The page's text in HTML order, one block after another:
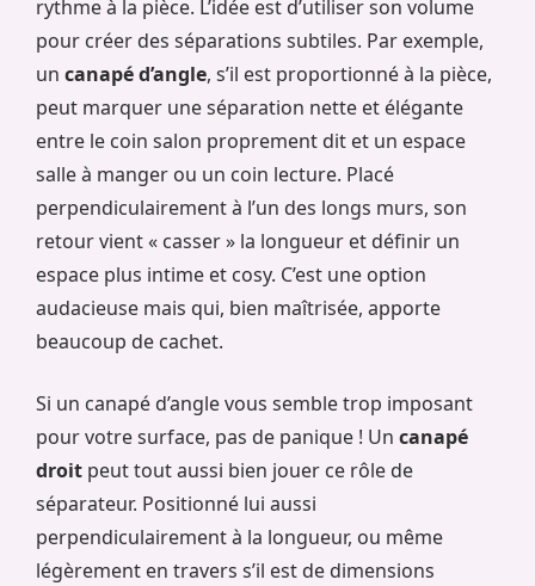
rythme à la pièce. L’idée est d’utiliser son volume
pour créer des séparations subtiles. Par exemple,
un canapé d’angle, s’il est proportionné à la pièce,
peut marquer une séparation nette et élégante
entre le coin salon proprement dit et un espace
salle à manger ou un coin lecture. Placé
perpendiculairement à l’un des longs murs, son
retour vient « casser » la longueur et définir un
espace plus intime et cosy. C’est une option
audacieuse mais qui, bien maîtrisée, apporte
beaucoup de cachet.
Si un canapé d’angle vous semble trop imposant
pour votre surface, pas de panique ! Un canapé
droit peut tout aussi bien jouer ce rôle de
séparateur. Positionné lui aussi
perpendiculairement à la longueur, ou même
légèrement en travers s’il est de dimensions